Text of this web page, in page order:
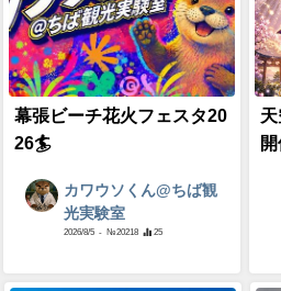
幕張ビーチ花火フェスタ20
26🏄
カワウソくん@ちば観
光実験室
2026/8/5 - №20218 25